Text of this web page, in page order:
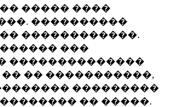
����� ����
����������
������������.
���
��������������
�� �����������,
���������
�� �����.